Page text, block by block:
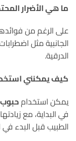
ما هي الأضرار
على الرغم من
الجانبية مثل
الدرقية.
كيف يمكنني
يمكن استخدامحبوب
في البداية، مع
الطبيب قبل البدء